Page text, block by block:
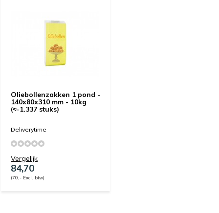
Oliebollenzakken 1 pond -
140x80x310 mm - 10kg
(≈-1.337 stuks)
Deliverytime
Vergelijk
84,70
(70,- Excl. btw)